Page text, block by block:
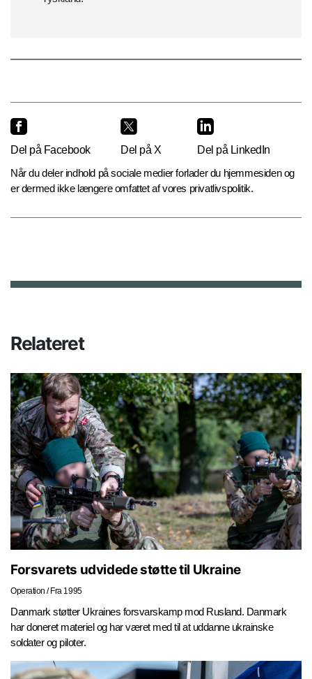
Del på Facebook Del på X
Del på LinkedIn
Når du deler indhold på sociale medier forlader du hjemmesiden og
er dermed ikke længere omfattet af vores privatlivspolitik.
Relateret
Forsvarets udvidede støtte til Ukraine
Operation / Fra 1995
Danmark støtter Ukraines forsvarskamp mod Rusland. Danmark
har doneret materiel og har været med til at uddanne ukrainske
soldater og piloter.